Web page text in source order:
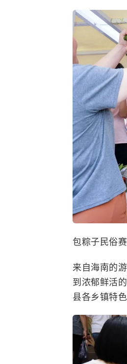
包粽子民俗
来自海南的
到浓郁鲜活
县各乡镇特